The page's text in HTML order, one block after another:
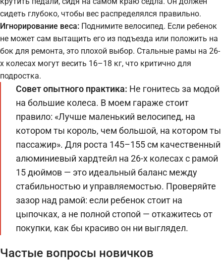
сидеть глубоко, чтобы вес распределялся правильно.
Игнорирование веса: Поднимите велосипед. Если ребенок
не может сам вытащить его из подъезда или положить на
бок для ремонта, это плохой выбор. Стальные рамы на 26-
х колесах могут весить 16–18 кг, что критично для
подростка.
Совет опытного практика: Не гонитесь за модой
на большие колеса. В моем гараже стоит
правило: «Лучше маленький велосипед, на
котором ты король, чем большой, на котором ты
пассажир». Для роста 145–155 см качественный
алюминиевый хардтейл на 26-х колесах с рамой
15 дюймов — это идеальный баланс между
стабильностью и управляемостью. Проверяйте
зазор над рамой: если ребенок стоит на
цыпочках, а не полной стопой — откажитесь от
покупки, как бы красиво он ни выглядел.
Частые вопросы новичков